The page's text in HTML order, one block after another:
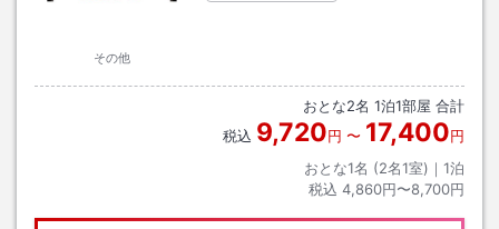
その他
おとな2名 1泊1部屋 合計
税込 9,720円 〜 17,400円
おとな1名 (2名1室)｜ 1泊
税込 4,860円〜8,700円